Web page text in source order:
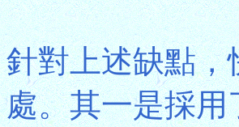
針對上述缺點
處。其一是採